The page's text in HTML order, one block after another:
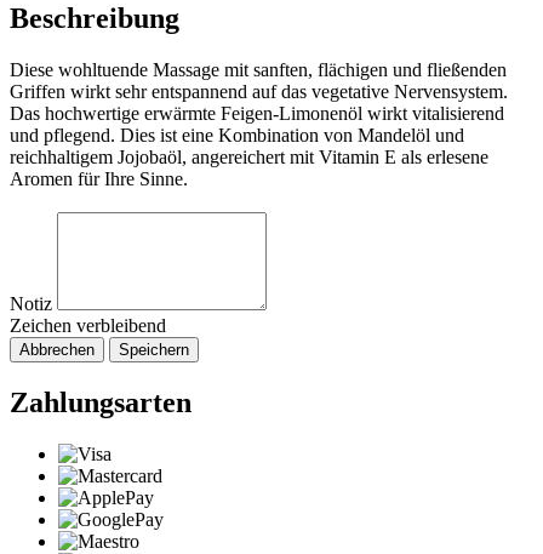
Beschreibung
Diese wohltuende Massage mit sanften, flächigen und fließenden
Griffen wirkt sehr entspannend auf das vegetative Nervensystem.
Das hochwertige erwärmte Feigen-Limonenöl wirkt vitalisierend
und pflegend. Dies ist eine Kombination von Mandelöl und
reichhaltigem Jojobaöl, angereichert mit Vitamin E als erlesene
Aromen für Ihre Sinne.
Notiz
Zeichen verbleibend
Abbrechen Speichern
Zahlungsarten